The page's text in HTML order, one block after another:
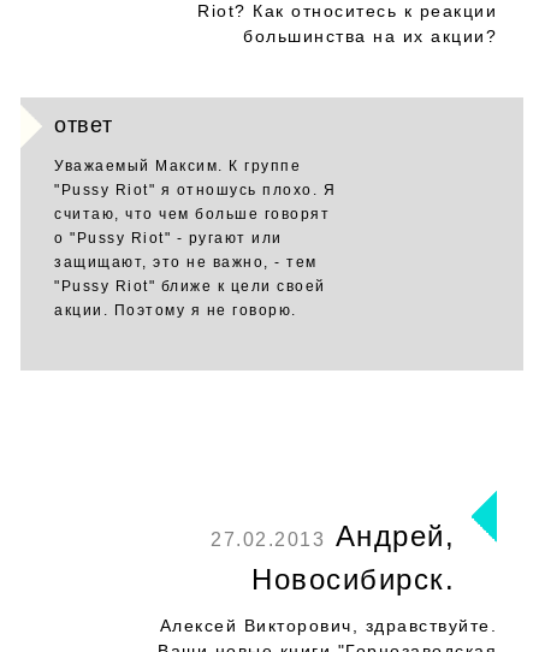
Riot? Как относитесь к реакции
большинства на их акции?
ответ
Уважаемый Максим. К группе
"Pussy Riot" я отношусь плохо. Я
считаю, что чем больше говорят
о "Pussy Riot" - ругают или
защищают, это не важно, - тем
"Pussy Riot" ближе к цели своей
акции. Поэтому я не говорю.
27.02.2013
Андрей,
Новосибирск.
Алексей Викторович, здравствуйте.